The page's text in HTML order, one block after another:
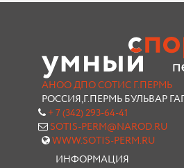
АНОО ДПО СОТИС Г.ПЕРМЬ
РОССИЯ,Г.ПЕРМЬ БУЛЬВАР
+ 7 (342) 293-64-41
SOTIS-PERM@NAROD.RU
WWW.SOTIS-PERM.RU
ИНФОРМАЦИЯ